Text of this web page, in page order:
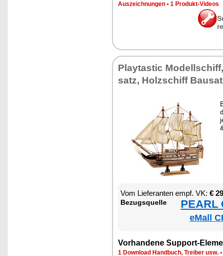
Aus­zeich­nun­gen • 1 Pro­dukt-Vi­de­os
Play­tas­tic
satz, Holz­schiff
Vom Lie­fe­ran­ten empf. VK: €
Be­zugs­quel­le PEARL
eMall
Vor­han­de­ne Sup­port-
1 Down­load Hand­buch, Trei­ber usw. •